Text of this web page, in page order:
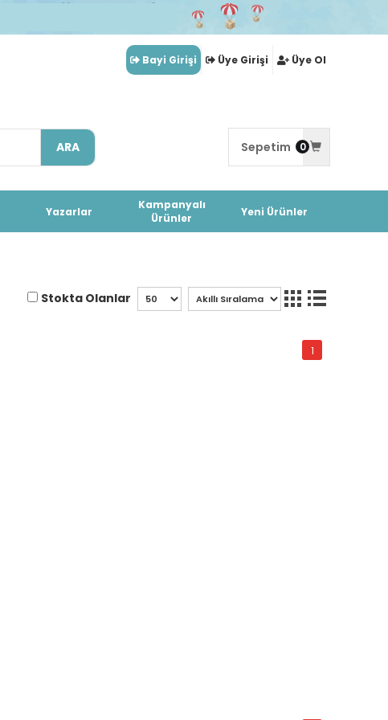
Bayi Girişi Üye Girişi Üye Ol
ARA Sepetim 0
Yazarlar
Kampanyalı
Ürünler
Yeni Ürünler
Stokta Olanlar
1